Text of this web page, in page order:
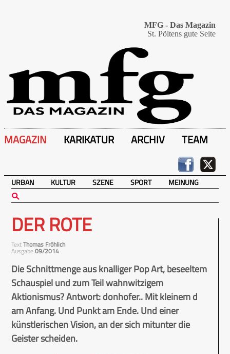
MFG - Das Magazin
St. Pöltens gute Seite
MAGAZIN KARIKATUR ARCHIV TEAM
URBAN KULTUR SZENE SPORT MEINUNG
DER ROTE
TextThomas Fröhlich
Ausgabe09/2014
Die Schnittmenge aus knalliger Pop Art, beseeltem
Schauspiel und zum Teil wahnwitzigem
Aktionismus? Antwort: donhofer.. Mit kleinem d
am Anfang. Und Punkt am Ende. Und einer
künstlerischen Vision, an der sich mitunter die
Geister scheiden.